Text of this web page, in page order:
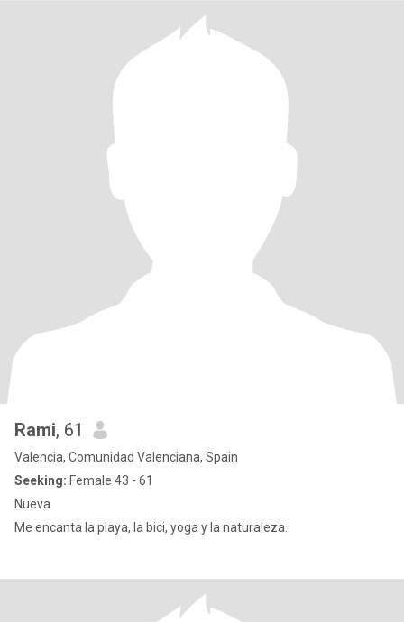
Rami, 61
Valencia, Comunidad Valenciana, Spain
Seeking: Female 43 - 61
Nueva
Me encanta la playa, la bici, yoga y la naturaleza.